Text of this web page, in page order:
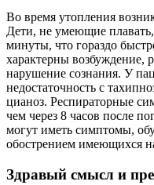
Во время утопления
Дети, не умеющие
минуты, что гораздо
характерны возбуждение,
нарушение сознания. У
недостаточность с
цианоз. Респираторные
чем через 8 часов после
могут иметь симптомы,
обострением имеющихся
Здравый смысл и